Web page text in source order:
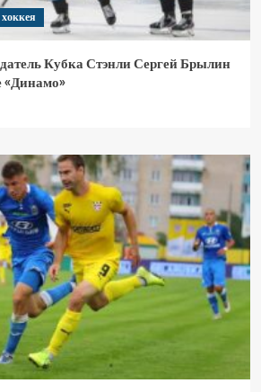
Кубка Стэнли Сергей Брылин
«Динамо»